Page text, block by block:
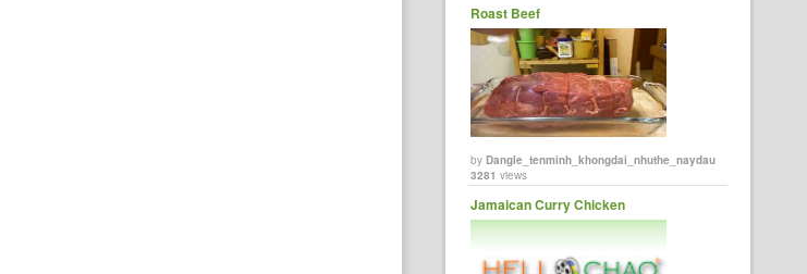
Roast Beef
byDangle_tenminh_khongdai_nhuthe_naydau
3281 views
Jamaican Curry Chicken